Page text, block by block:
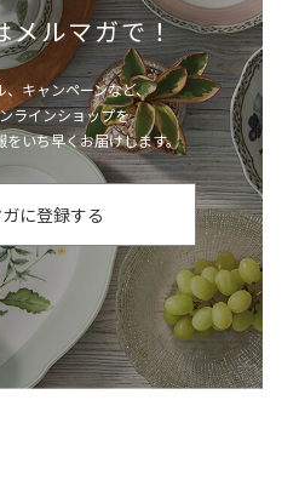
メルマガで！
、キャンペーンなど、
ラインショップを
をいち早くお届けします。
に登録する